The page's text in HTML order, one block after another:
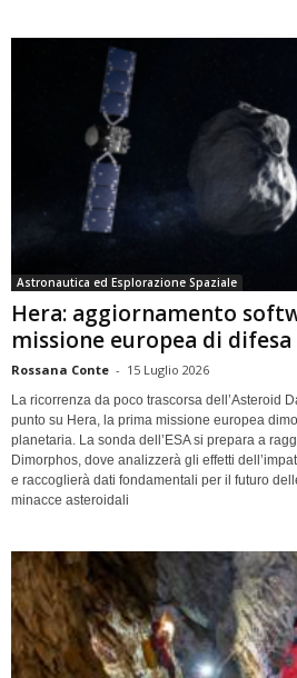
Astronautica ed Esplorazione Spaziale
Hera: aggiornamento
missione europea di
Rossana Conte - 15 Luglio 2026
La ricorrenza da poco trascorsa dell’Asteroid
punto su Hera, la prima missione europea
planetaria. La sonda dell’ESA si prepara a
Dimorphos, dove analizzerà gli effetti
e raccoglierà dati fondamentali per il futuro
minacce asteroidali